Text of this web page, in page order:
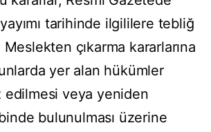
tarihinde ilgililere tebliğ
Meslekten çıkarma kararlarına
yer alan hükümler
edilmesi veya yeniden
bulunulması üzerine